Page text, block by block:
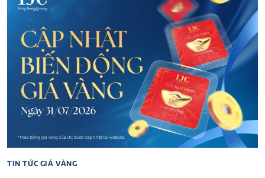
TIN TỨC GIÁ VÀNG